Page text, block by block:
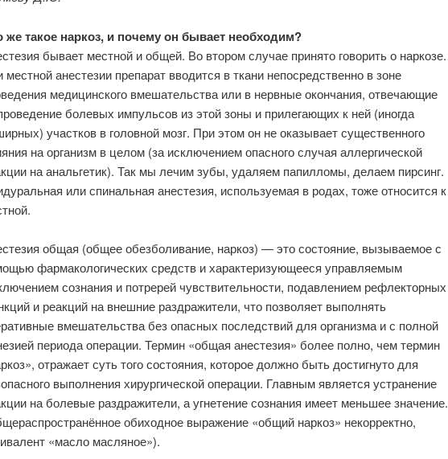
же такое наркоз, и почему он бывает необходим?
бывает местной и общей. Во втором случае принято говорить о наркозе.
местной анестезии препарат вводится в ткани непосредственно в зоне
медицинского вмешательства или в нервные окончания, отвечающие
болевых импульсов из этой зоны и прилегающих к ней (иногда
участков в головной мозг. При этом он не оказывает существенного
на организм в целом (за исключением опасного случая аллергической
на анальгетик). Так мы лечим зубы, удаляем папилломы, делаем пирсинг.
или спинальная анестезия, используемая в родах, тоже относится к
общая (общее обезболивание, наркоз) — это состояние, вызываемое с
фармакологических средств и характеризующееся управляемым
сознания и потререй чувствительности, подавлением рефлекторных
и реакций на внешние раздражители, что позволяет выполнять
вмешательства без опасных последствий для организма и с полной
периода операции. Термин «общая анестезия» более полно, чем термин
отражает суть того состояния, которое должно быть достигнуто для
выполнения хирургической операции. Главным является устранение
на болевые раздражители, а угнетение сознания имеет меньшее значение.
обиходное выражение «общий наркоз» некорректно,
«масло масляное»).